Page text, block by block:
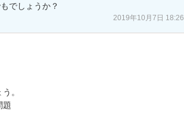
でしょうか？
2019年10月7日 18:26
。
題